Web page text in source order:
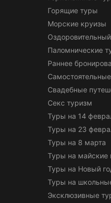
Горящие туры
Морские круизы
Паломнические
Раннее
Свадебные
Секс туризм
Туры на 14
Туры на 23
Туры на 8 марта
Туры на майские
Туры на Новый
Туры на
Эксклюзивные